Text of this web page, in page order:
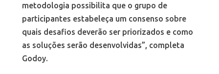
metodologia possibilita que o grupo de
participantes estabeleça um consenso sobre
quais desafios deverão ser priorizados e como
as soluções serão desenvolvidas”, completa
Godoy.